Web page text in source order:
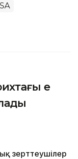
ең
зерттеушілер